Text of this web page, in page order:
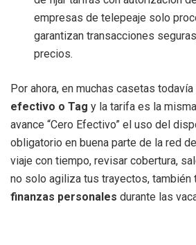
empresas de telepeaje solo
garantizan transacciones
precios.
Por ahora, en muchas casetas
efectivo o Tag y la tarifa es la
avance “Cero Efectivo” el uso del
obligatorio en buena parte de la red
viaje con tiempo, revisar cobertura,
no solo agiliza tus trayectos, también
finanzas personales durante las